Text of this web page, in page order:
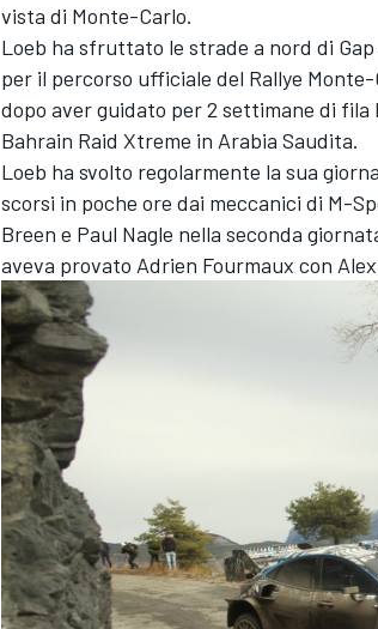
MONOPOSTO
vista di Monte-Carlo.
Loeb ha sfruttato le strade a nord di
per il percorso ufficiale del Rallye
dopo aver guidato per 2 settimane di
Bahrain Raid Xtreme in Arabia Saudita.
Loeb ha svolto regolarmente la sua
scorsi in poche ore dai meccanici di M-
Breen e Paul Nagle nella seconda
aveva provato Adrien Fourmaux con